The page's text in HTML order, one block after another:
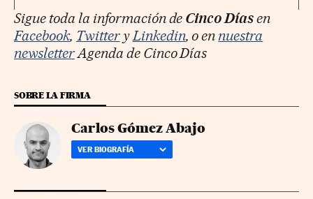
Sigue toda la información de Cinco Díasen
Facebook, TwitteryLinkedin, o ennuestra
newsletterAgenda de Cinco Días
SOBRE LA FIRMA
Carlos Gómez Abajo
VER BIOGRAFÍA